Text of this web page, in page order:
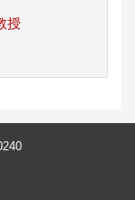
授